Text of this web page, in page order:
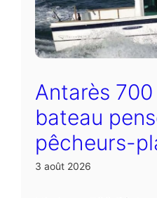
Antarès
bateau
pêcheurs-
3 août 2026